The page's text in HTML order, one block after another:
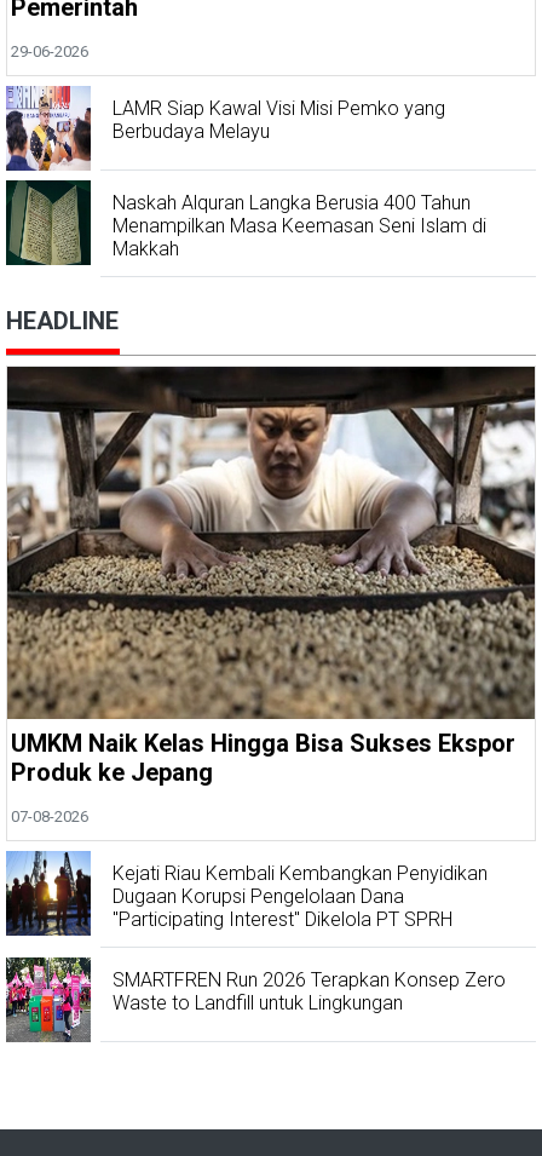
Pemerintah
29-06-2026
LAMR Siap Kawal Visi Misi Pemko yang
Berbudaya Melayu
Naskah Alquran Langka Berusia 400 Tahun
Menampilkan Masa Keemasan Seni Islam di
Makkah
HEADLINE
UMKM Naik Kelas Hingga Bisa Sukses Ekspor
Produk ke Jepang
07-08-2026
Kejati Riau Kembali Kembangkan Penyidikan
Dugaan Korupsi Pengelolaan Dana
"Participating Interest" Dikelola PT SPRH
SMARTFREN Run 2026 Terapkan Konsep Zero
Waste to Landfill untuk Lingkungan